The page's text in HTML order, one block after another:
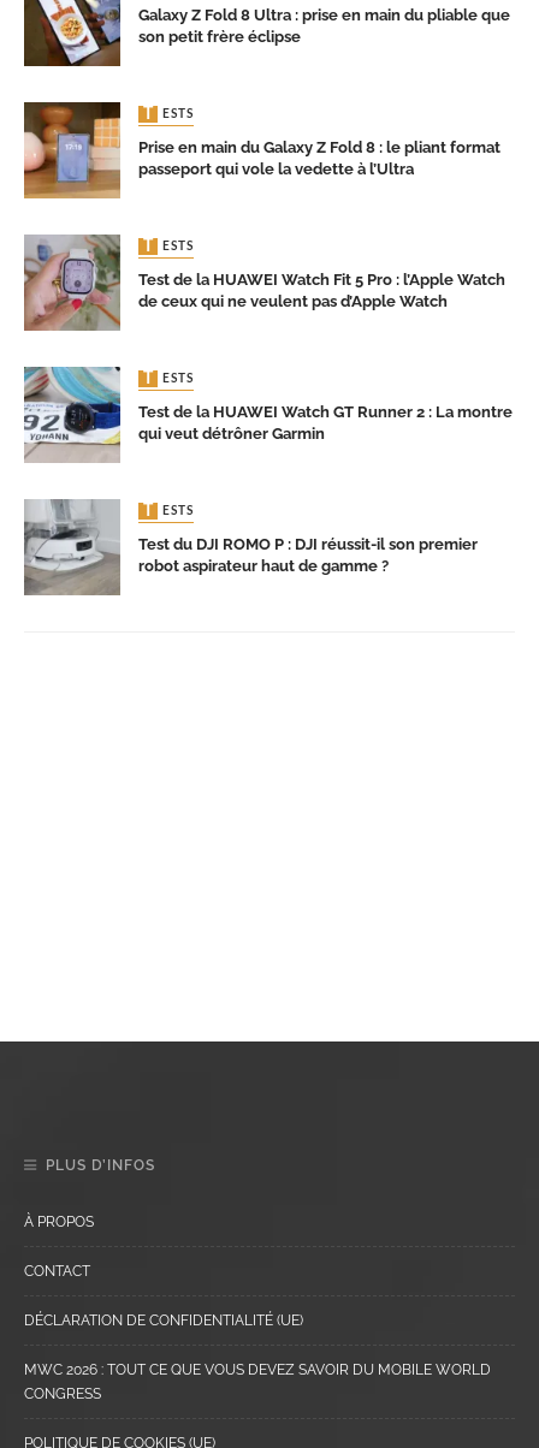
Galaxy Z Fold 8 Ultra : prise en main du pliable que
son petit frère éclipse
TESTS
Prise en main du Galaxy Z Fold 8 : le pliant format
passeport qui vole la vedette à l’Ultra
TESTS
Test de la HUAWEI Watch Fit 5 Pro : l’Apple Watch
de ceux qui ne veulent pas d’Apple Watch
TESTS
Test de la HUAWEI Watch GT Runner 2 : La montre
qui veut détrôner Garmin
TESTS
Test du DJI ROMO P : DJI réussit-il son premier
robot aspirateur haut de gamme ?
PLUS D’INFOS
À PROPOS
CONTACT
DÉCLARATION DE CONFIDENTIALITÉ (UE)
MWC 2026 : TOUT CE QUE VOUS DEVEZ SAVOIR DU MOBILE WORLD
CONGRESS
POLITIQUE DE COOKIES (UE)